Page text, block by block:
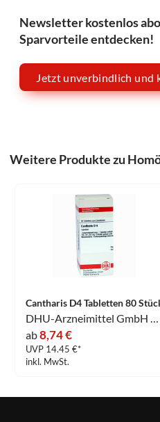
Newsletter kostenlos
Sparvorteile entdecken!
Jetzt unverbindlich und
Weitere Produkte zu
Cantharis D4 Tabletten 80
ab8,74 €
UVP 14.45 €*
inkl. MwSt.